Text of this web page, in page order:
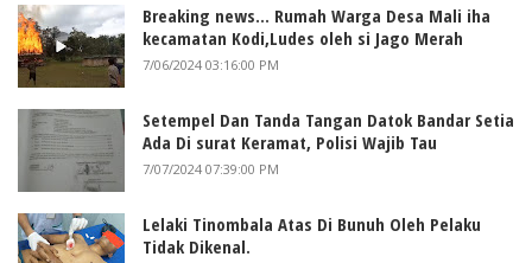
Breaking news... Rumah Warga Desa Mali iha
kecamatan Kodi,Ludes oleh si Jago Merah
7/06/2024 03:16:00 PM
Setempel Dan Tanda Tangan Datok Bandar Setia
Ada Di surat Keramat, Polisi Wajib Tau
7/07/2024 07:39:00 PM
Lelaki Tinombala Atas Di Bunuh Oleh Pelaku
Tidak Dikenal.